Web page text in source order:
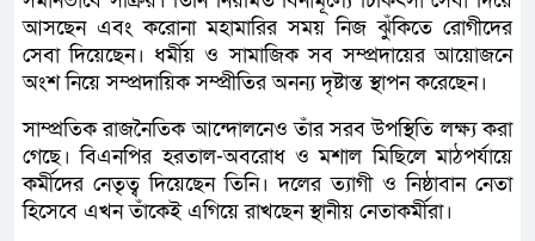
আসছেন এবং করোনা মহামারির সময় নিজ ঝুঁকিতে রোগীদের
সেবা দিয়েছেন। ধর্মীয় ও সামাজিক সব সম্প্রদায়ের আয়োজনে
অংশ নিয়ে সম্প্রদায়িক সম্প্রীতির অনন্য দৃষ্টান্ত স্থাপন করেছেন।
সাম্প্রতিক রাজনৈতিক আন্দোলনেও তাঁর সরব উপস্থিতি লক্ষ্য করা
গেছে। বিএনপির হরতাল-অবরোধ ও মশাল মিছিলে মাঠপর্যায়ে
কর্মীদের নেতৃত্ব দিয়েছেন তিনি। দলের ত্যাগী ও নিষ্ঠাবান নেতা
হিসেবে এখন তাঁকেই এগিয়ে রাখছেন স্থানীয় নেতাকর্মীরা।